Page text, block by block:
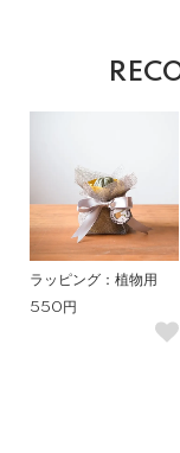
ラッピング：植物用
550円